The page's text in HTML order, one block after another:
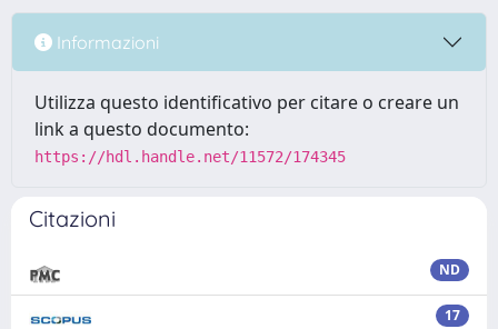
Informazioni
Utilizza questo identificativo per citare o creare un
link a questo documento:
https://hdl.handle.net/11572/174345
Citazioni
ND
17